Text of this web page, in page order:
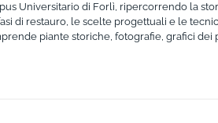
Universitario di Forlì, ripercorrendo la
di restauro, le scelte progettuali e le
piante storiche, fotografie, grafici